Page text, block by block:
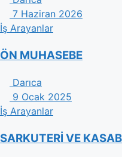
7 Haziran 2026
İş Arayanlar
ÖN MUHASEBE
Darıca
9 Ocak 2025
İş Arayanlar
SARKUTERİ VE